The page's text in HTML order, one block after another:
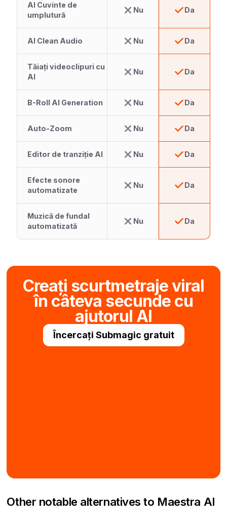
AI Cuvinte de
umplutură
Nu Da
AI Clean Audio Nu Da
Tăiați videoclipuri cu
AI
Nu Da
B-Roll AI Generation Nu Da
Auto-Zoom Nu Da
Editor de tranziție AI Nu Da
Efecte sonore
automatizate
Nu Da
Muzică de fundal
automatizată
Nu Da
Creați scurtmetraje viral
în câteva secunde cu
ajutorul AI
Încercați Submagic gratuit
Other notable alternatives to Maestra AI